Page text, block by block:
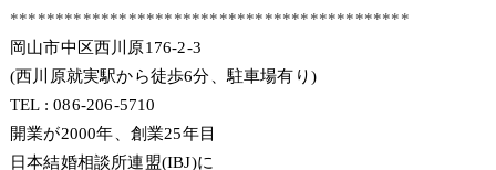
********************************************
岡山市中区西川原176-2-3
(西川原就実駅から徒歩6分、駐車場有り)
TEL : 086-206-5710
開業が2000年、創業25年目
日本結婚相談所連盟(IBJ)に